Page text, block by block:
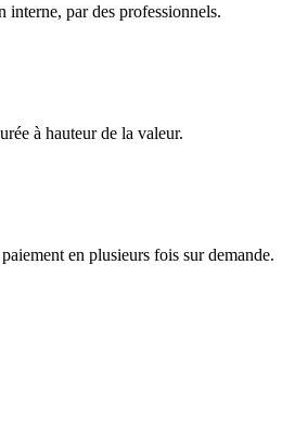
interne, par des professionnels.
à hauteur de la valeur.
en plusieurs fois sur demande.